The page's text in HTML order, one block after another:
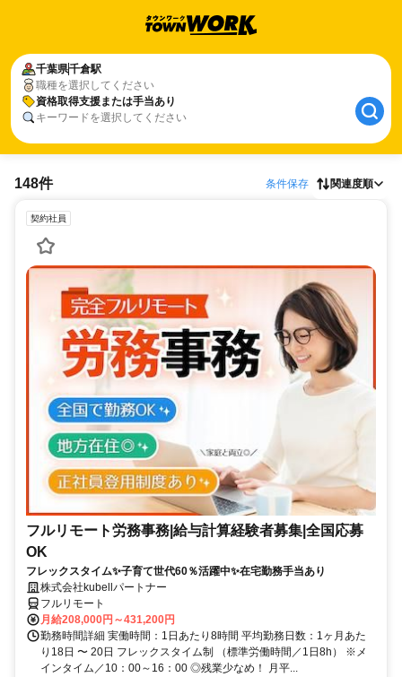
千葉県千倉駅
職種を選択してください
資格取得支援または手当あり
キーワードを選択してください
148件 条件保存 関連度順
契約社員
フルリモート労務事務|給与計算経験者募集|全国応募
OK
フレックスタイム✨子育て世代60％活躍中✨在宅勤務手当あり
株式会社kubellパートナー
フルリモート
月給208,000円～431,200円
勤務時間詳細 実働時間：1日あたり8時間 平均勤務日数：1ヶ月あた
り18日 〜 20日 フレックスタイム制 （標準労働時間／1日8h） ※メ
インタイム／10：00～16：00 ◎残業少なめ！ 月平...